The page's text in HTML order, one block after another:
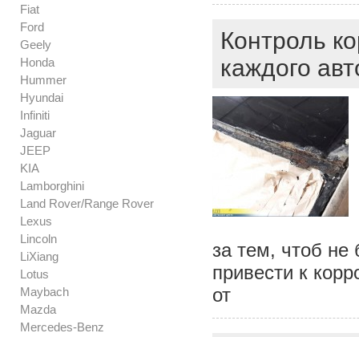
Fiat
Ford
Geely
Honda
Hummer
Hyundai
Infiniti
Jaguar
JEEP
KIA
Lamborghini
Land Rover/Range Rover
Lexus
Lincoln
LiXiang
Lotus
Maybach
Mazda
Mercedes-Benz
Контроль
каждого
за тем, чтоб не
привести к
от